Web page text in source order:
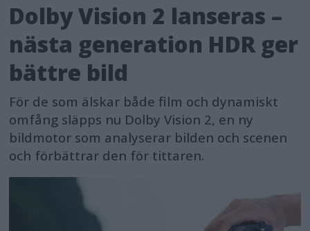
Dolby Vision 2 lanseras –
nästa generation HDR ger
bättre bild
För de som älskar både film och dynamiskt
omfång släpps nu Dolby Vision 2, en ny
bildmotor som analyserar bilden och scenen
och förbättrar den för tittaren.